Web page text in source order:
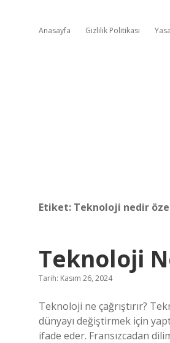
Anasayfa Gizlilik Politikası
Etiket: Teknoloji nedir
Teknoloji
Tarih: Kasım 26, 2024
Teknoloji ne çağrıştırır?
dünyayı değiştirmek için
ifade eder. Fransızcadan